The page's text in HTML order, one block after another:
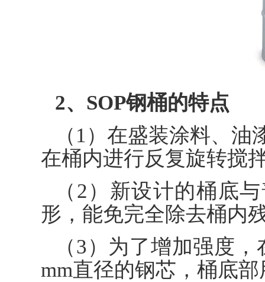
2、SOP钢桶的特点
（1）在盛装涂料、
在桶内进行反复旋转搅
（2）新设计的桶底
形，能免完全除去桶内
（3）为了增加强度
mm直径的钢芯，桶底